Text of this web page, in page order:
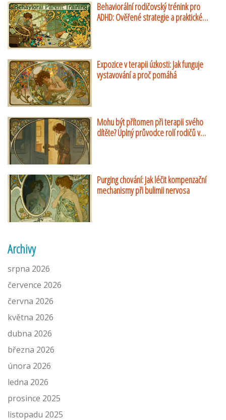
Behaviorální rodičovský trénink pro
ADHD: Ověřené strategie a praktické
Expozice v terapii úzkosti: Jak funguje
vystavování a proč pomáhá
Mohu být přítomen při terapii svého
dítěte? Úplný průvodce rolí rodičů v
Purging chování: Jak léčit kompenzační
mechanismy při bulimii nervosa
Archivy
srpna 2026
července 2026
června 2026
května 2026
dubna 2026
března 2026
února 2026
ledna 2026
prosince 2025
listopadu 2025